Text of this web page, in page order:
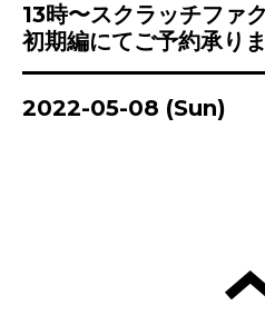
13時〜スクラッチファ
初期編にてご予約承りま
2022-05-08 (Sun)